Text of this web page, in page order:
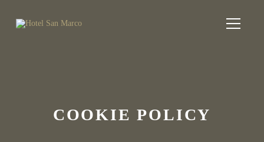
COOKIE POLICY